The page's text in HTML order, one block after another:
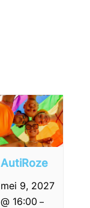
AutiRoze
mei 9, 2027
@ 16:00 –